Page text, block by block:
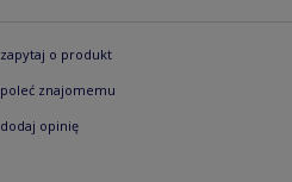
zapytaj o produkt
poleć znajomemu
dodaj opinię